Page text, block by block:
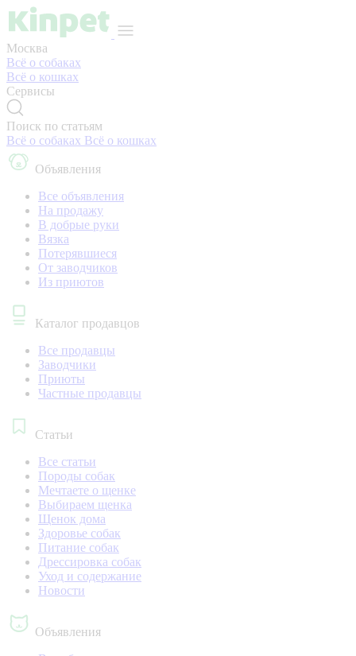
Москва
Всё о собаках
Всё о кошках
Сервисы
Поиск по статьям
Всё о собаках Всё о кошках
Объявления
Все объявления
На продажу
В добрые руки
Вязка
Потерявшиеся
От заводчиков
Из приютов
Каталог продавцов
Все продавцы
Заводчики
Приюты
Частные продавцы
Статьи
Все статьи
Породы собак
Мечтаете о щенке
Выбираем щенка
Щенок дома
Здоровье собак
Питание собак
Дрессировка собак
Уход и содержание
Новости
Объявления